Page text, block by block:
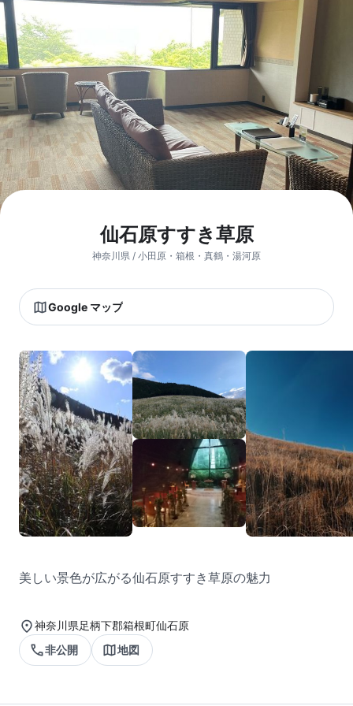
仙石原すすき草原
神奈川県 / 小田原・箱根・真鶴・湯河原
Google マップ
美しい景色が広がる仙石原すすき草原の魅力
神奈川県足柄下郡箱根町仙石原
非公開
地図